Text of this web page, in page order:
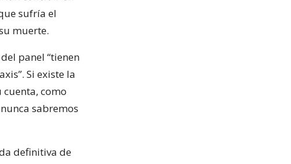
sufría el
muerte.
panel “tienen
Si existe la
como
sabremos
definitiva de